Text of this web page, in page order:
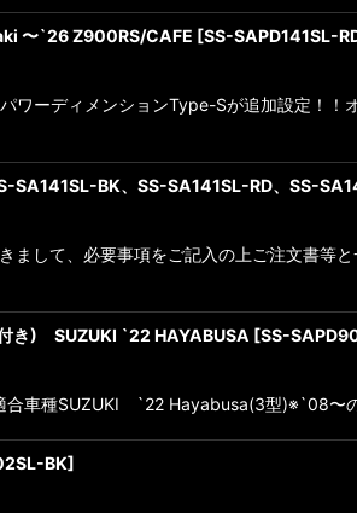
〜`26 Z900RS/CAFE [SS-SAPD141SL-
ワーディメンションType-Sが追加設定！
SA141SL-BK、SS-SA141SL-RD、SS-
して、必要事項をご記入の上ご注文書等
き) SUZUKI `22 HAYABUSA [SS-
合車種SUZUKI `22 Hayabusa(3型)※`08〜
BK]